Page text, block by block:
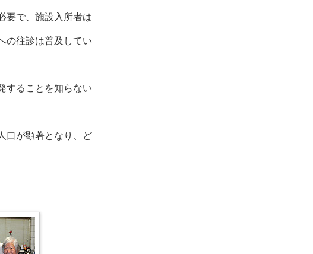
要で、施設入所者は
の往診は普及してい
することを知らない
口が顕著となり、ど